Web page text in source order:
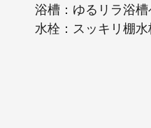
浴槽：ゆるリラ浴槽
水栓：スッキリ棚水